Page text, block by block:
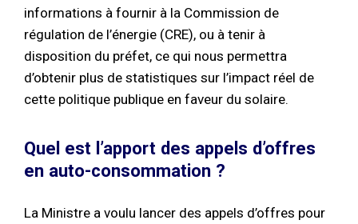
informations à fournir à la Commission de
régulation de l’énergie (CRE), ou à tenir à
disposition du préfet, ce qui nous permettra
d’obtenir plus de statistiques sur l’impact réel de
cette politique publique en faveur du solaire.
Quel est l’apport des appels d’offres
en auto-consommation ?
La Ministre a voulu lancer des appels d’offres pour